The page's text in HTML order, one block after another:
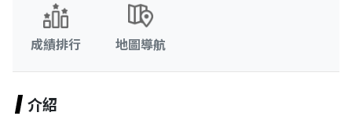
成績排行 地圖導航
介紹